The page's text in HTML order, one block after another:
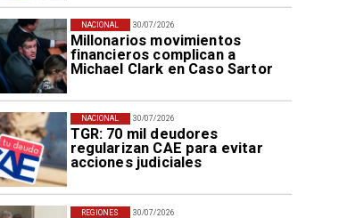
30/07/2026
Millonarios movimientos
financieros complican a
Michael Clark en Caso Sartor
NACIONAL
30/07/2026
TGR: 70 mil deudores
regularizan CAE para evitar
acciones judiciales
NACIONAL
30/07/2026
REGIONES